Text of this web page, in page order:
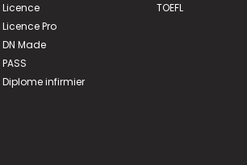
Licence
Licence Pro
DN Made
PASS
Diplome infirmier
TOEFL